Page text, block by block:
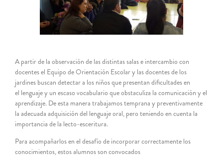
A partir de la observación de las distintas salas e intercambio con
docentes el Equipo de Orientación Escolar y las docentes de los
jardines buscan detectar a los niños que presentan dificultades en
el lenguaje y un escaso vocabulario que obstaculiza la comunicación y el
aprendizaje. De esta manera trabajamos temprana y preventivamente
la adecuada adquisición del lenguaje oral, pero teniendo en cuenta la
importancia de la lecto-esceritura.
Para acompañarlos en el desafío de incorporar correctamente los
conocimientos, estos alumnos son convocados